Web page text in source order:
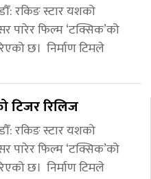
रकिङ स्टार यशको
पारेर फिल्म ‘टक्सिक’को
छ। निर्माण टिमले
टिजर रिलिज
रकिङ स्टार यशको
पारेर फिल्म ‘टक्सिक’को
छ। निर्माण टिमले